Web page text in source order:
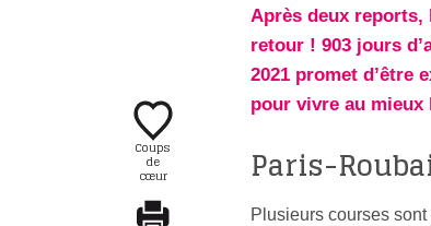
Coups
de
cœur
Après deux reports,
retour ! 903 jours
2021 promet d’être
pour vivre au mieux
Paris-
Plusieurs courses